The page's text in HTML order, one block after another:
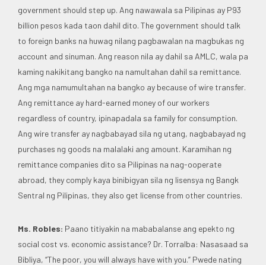
government should step up. Ang nawawala sa Pilipinas ay P93
billion pesos kada taon dahil dito. The government should talk
to foreign banks na huwag nilang pagbawalan na magbukas ng
account and sinuman. Ang reason nila ay dahil sa AMLC, wala pa
kaming nakikitang bangko na namultahan dahil sa remittance.
Ang mga namumultahan na bangko ay because of wire transfer.
Ang remittance ay hard-earned money of our workers
regardless of country, ipinapadala sa family for consumption.
Ang wire transfer ay nagbabayad sila ng utang, nagbabayad ng
purchases ng goods na malalaki ang amount. Karamihan ng
remittance companies dito sa Pilipinas na nag-ooperate
abroad, they comply kaya binibigyan sila ng lisensya ng Bangk
Sentral ng Pilipinas, they also get license from other countries.
Ms. Robles: Paano titiyakin na mababalanse ang epekto ng
social cost vs. economic assistance? Dr. Torralba: Nasasaad sa
Bibliya, “The poor, you will always have with you.” Pwede nating